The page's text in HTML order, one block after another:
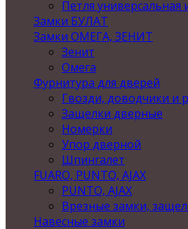
Петля универсальная
Замки БУЛАТ
Замки ОМЕГА, ЗЕНИТ
Зенит
Омега
Фурнитура для дверей
Гвозди, доводчики и
Защелки дверные
Номерки
Упор дверной
Шпингалет
FUARO, PUNTO, AJAX
PUNTO, AJAX
Врезные замки,
Навесные замки